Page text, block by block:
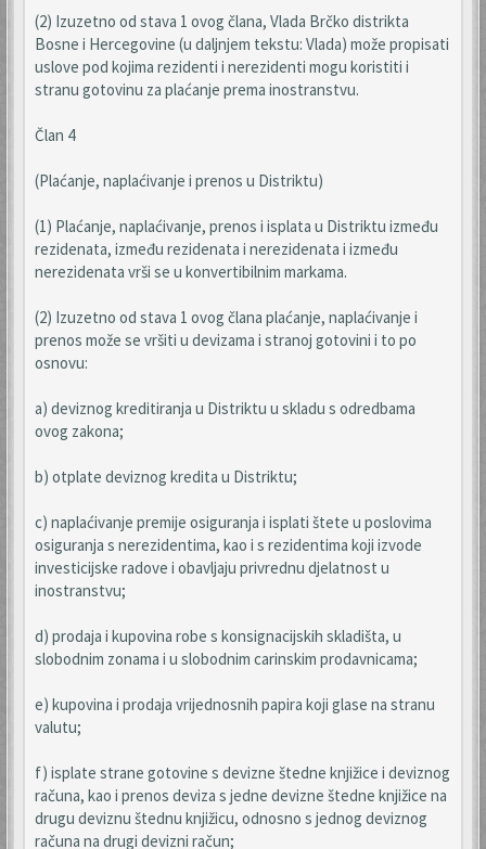
(2) Izuzetno od stava 1 ovog člana, Vlada Brčko distrikta
Bosne i Hercegovine (u daljnjem tekstu: Vlada) može propisati
uslove pod kojima rezidenti i nerezidenti mogu koristiti i
stranu gotovinu za plaćanje prema inostranstvu.
Član 4
(Plaćanje, naplaćivanje i prenos u Distriktu)
(1) Plaćanje, naplaćivanje, prenos i isplata u Distriktu između
rezidenata, između rezidenata i nerezidenata i između
nerezidenata vrši se u konvertibilnim markama.
(2) Izuzetno od stava 1 ovog člana plaćanje, naplaćivanje i
prenos može se vršiti u devizama i stranoj gotovini i to po
osnovu:
a) deviznog kreditiranja u Distriktu u skladu s odredbama
ovog zakona;
b) otplate deviznog kredita u Distriktu;
c) naplaćivanje premije osiguranja i isplati štete u poslovima
osiguranja s nerezidentima, kao i s rezidentima koji izvode
investicijske radove i obavljaju privrednu djelatnost u
inostranstvu;
d) prodaja i kupovina robe s konsignacijskih skladišta, u
slobodnim zonama i u slobodnim carinskim prodavnicama;
e) kupovina i prodaja vrijednosnih papira koji glase na stranu
valutu;
f) isplate strane gotovine s devizne štedne knjižice i deviznog
računa, kao i prenos deviza s jedne devizne štedne knjižice na
drugu deviznu štednu knjižicu, odnosno s jednog deviznog
računa na drugi devizni račun;